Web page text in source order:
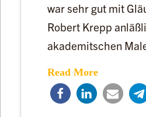
war sehr gut mit
Robert Krepp
akademitschen
Read More